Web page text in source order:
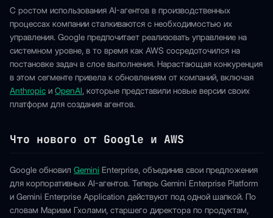
С ростом использования AI-агентов в производственных
процессах компании сталкиваются с необходимостью их
управления. Google предпочитает реализовать управление на
системном уровне, в то время как AWS сосредоточился на
постановке задач в слое выполнения. Нарастающая конкуренция
в этом сегменте привела к обновлениям от компаний, включая
Anthropic и OpenAI, которые представили новые версии своих
платформ для создания агентов.
Что нового от Google и AWS
Google обновил Gemini Enterprise, объединив свои предложения
для корпоративных AI-агентов. Теперь Gemini Enterprise Platform
и Gemini Enterprise Application действуют под одной шапкой. По
словам Мариам Гхолами, старшего директора по продуктам,